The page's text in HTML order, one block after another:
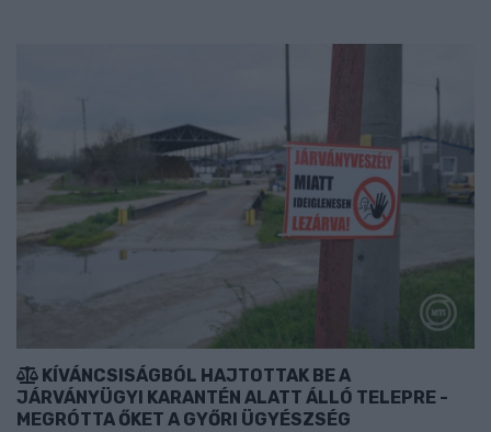
KÍVÁNCSISÁGBÓL HAJTOTTAK BE A
JÁRVÁNYÜGYI KARANTÉN ALATT ÁLLÓ TELEPRE -
MEGRÓTTA ŐKET A GYŐRI ÜGYÉSZSÉG